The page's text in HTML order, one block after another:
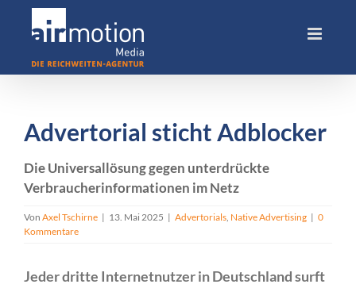
Advertorial sticht Adblocker
Die Universallösung gegen unterdrückte
Verbraucherinformationen im Netz
Von Axel Tschirne | 13. Mai 2025 | Advertorials, Native Advertising | 0
Kommentare
Jeder dritte Internetnutzer in Deutschland surft